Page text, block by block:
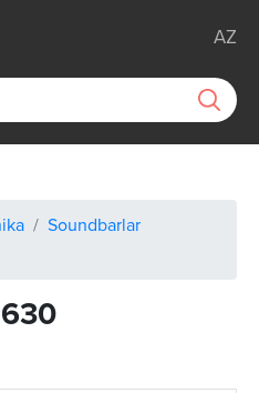
AZ
Soundbarlar